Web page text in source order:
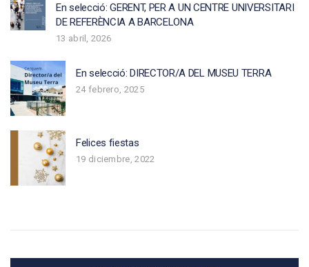
En selecció: GERENT, PER A UN CENTRE UNIVERSITARI
DE REFERÈNCIA A BARCELONA
13 abril, 2026
En selecció: DIRECTOR/A DEL MUSEU TERRA
24 febrero, 2025
Felices fiestas
19 diciembre, 2022